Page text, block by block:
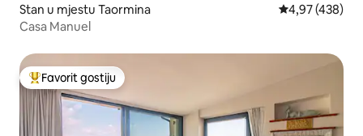
Stan u mjestu Taormina prosječna
4,97 (438)
Casa Manuel
Glavni favorit gostiju
Favorit gostiju